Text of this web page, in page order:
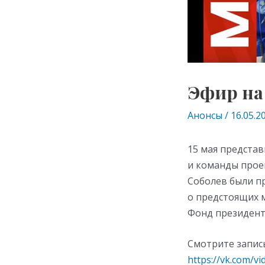
Эфир на
Анонсы /
15 мая
и команды
Соболев были
о предстоящих
Фонд
Смотрите
https://vk.com/